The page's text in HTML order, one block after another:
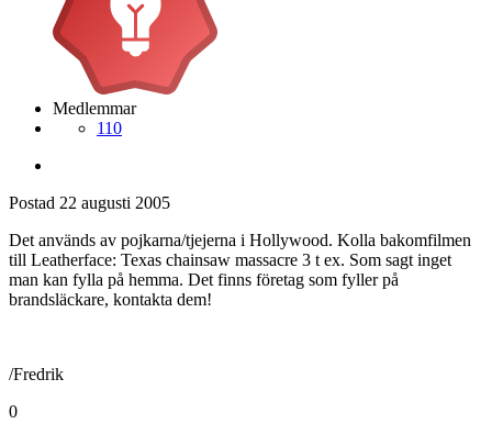
Medlemmar
110
Postad 22 augusti 2005
Det används av pojkarna/tjejerna i Hollywood. Kolla bakomfilmen
till Leatherface: Texas chainsaw massacre 3 t ex. Som sagt inget
man kan fylla på hemma. Det finns företag som fyller på
brandsläckare, kontakta dem!
/Fredrik
0